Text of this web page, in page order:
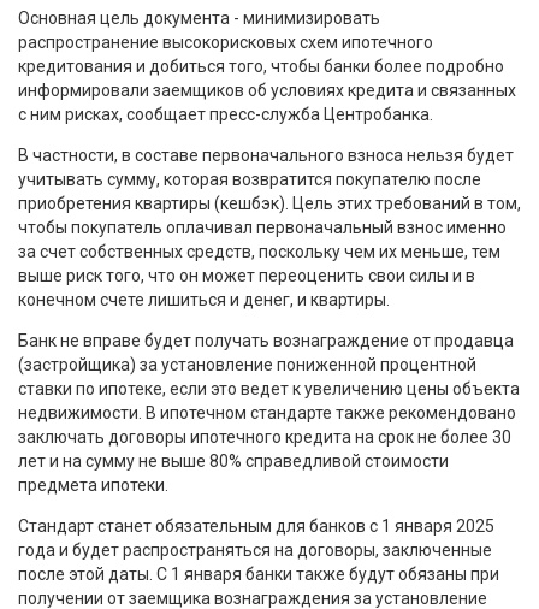
Основная цель документа - минимизировать
распространение высокорисковых схем ипотечного
кредитования и добиться того, чтобы банки более подробно
информировали заемщиков об условиях кредита и связанных
с ним рисках, сообщает пресс-служба Центробанка.
В частности, в составе первоначального взноса нельзя будет
учитывать сумму, которая возвратится покупателю после
приобретения квартиры (кешбэк). Цель этих требований в том,
чтобы покупатель оплачивал первоначальный взнос именно
за счет собственных средств, поскольку чем их меньше, тем
выше риск того, что он может переоценить свои силы и в
конечном счете лишиться и денег, и квартиры.
Банк не вправе будет получать вознаграждение от продавца
(застройщика) за установление пониженной процентной
ставки по ипотеке, если это ведет к увеличению цены объекта
недвижимости. В ипотечном стандарте также рекомендовано
заключать договоры ипотечного кредита на срок не более 30
лет и на сумму не выше 80% справедливой стоимости
предмета ипотеки.
Стандарт станет обязательным для банков с 1 января 2025
года и будет распространяться на договоры, заключенные
после этой даты. С 1 января банки также будут обязаны при
получении от заемщика вознаграждения за установление